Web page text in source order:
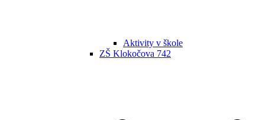
Aktivity v škole
ZŠ Klokočova 742